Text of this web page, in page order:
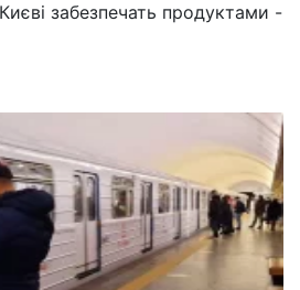
забезпечать продуктами -